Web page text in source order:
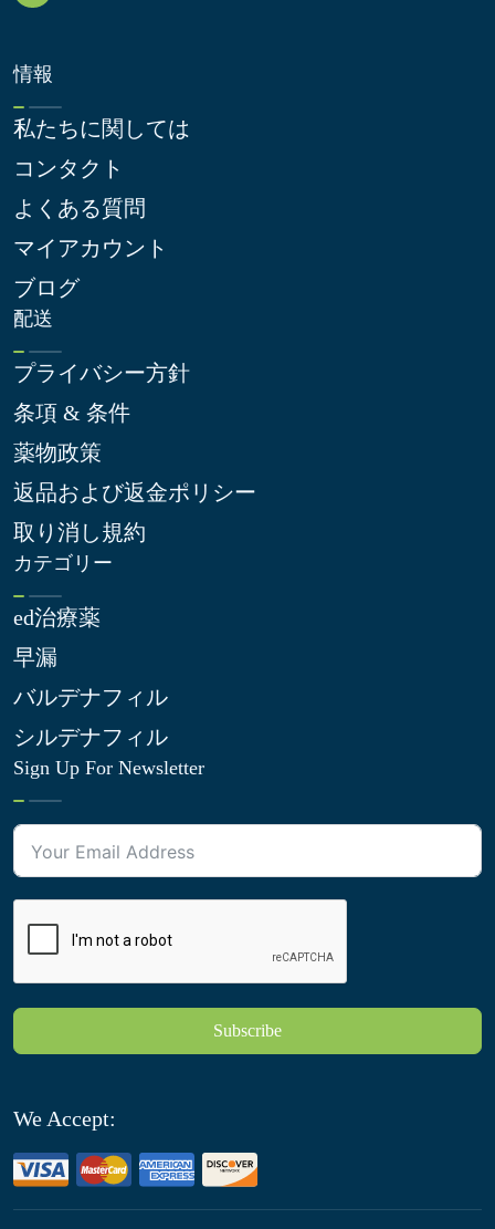
情報
私たちに関しては
コンタクト
よくある質問
マイアカウント
ブログ
配送
プライバシー方針
条項 & 条件
薬物政策
返品および返金ポリシー
取り消し規約
カテゴリー
ed治療薬
早漏
バルデナフィル
シルデナフィル
Sign Up For Newsletter
Subscribe
We Accept: